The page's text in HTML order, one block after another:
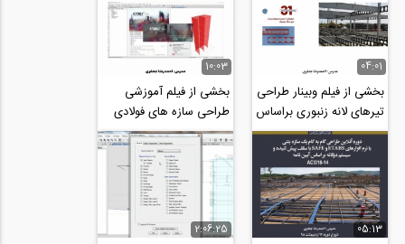
04:01
بخشی از فیلم وبینار طراحی
تیرهای لانه زنبوری براساس
راهنمای شماره ۳۱ آیین
نامه...
10:03
بخشی از فیلم آموزشی
طراحی سازه های فولادی
در ETABS2016؛ مطابق
با ضوابط مبحث دهم...
05:13
2:06:25